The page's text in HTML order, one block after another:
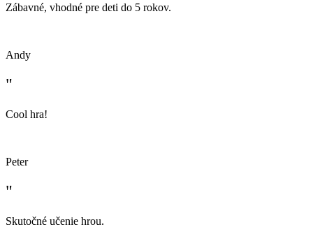
Zábavné, vhodné pre deti do 5 rokov.
Andy
"
Cool hra!
Peter
"
Skutočné učenie hrou.